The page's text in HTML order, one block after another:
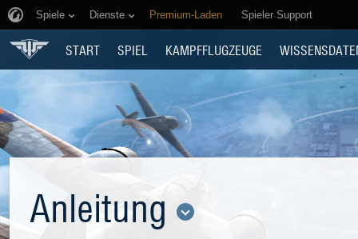
Spiele Dienste Premium-Laden Spieler Support
START SPIEL KAMPFFLUGZEUGE
Anleitung